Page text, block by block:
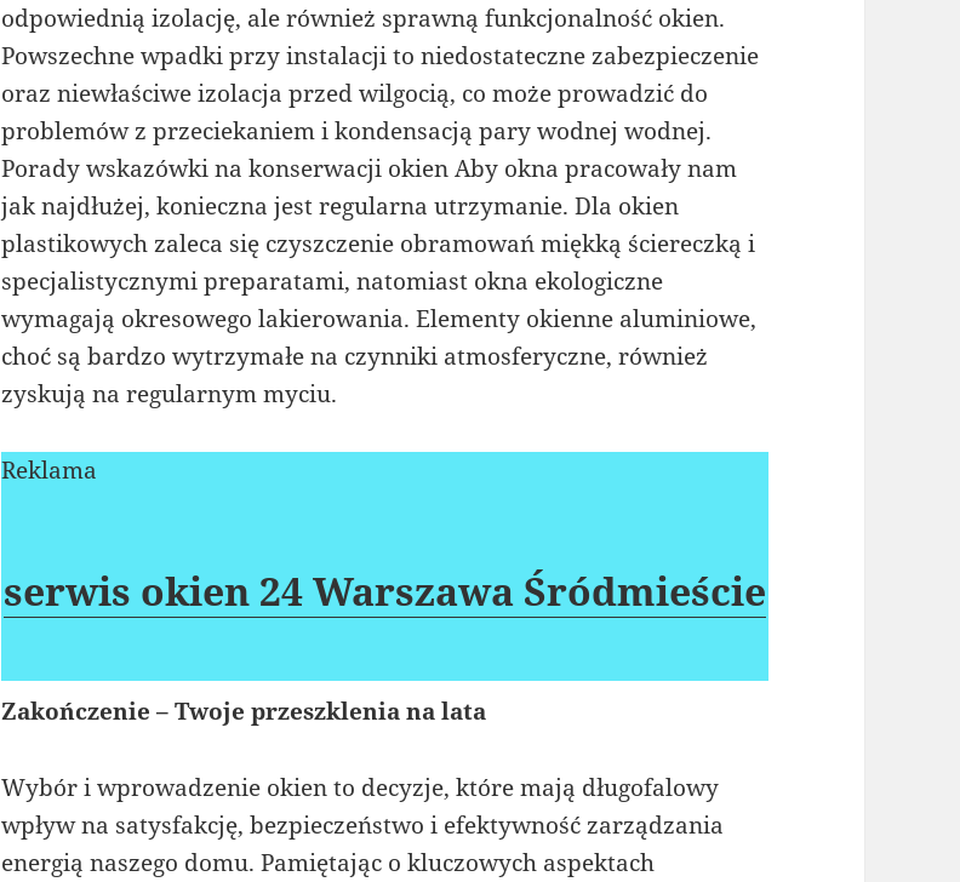
odpowiednią izolację, ale również sprawną funkcjonalność okien.
Powszechne wpadki przy instalacji to niedostateczne zabezpieczenie
oraz niewłaściwe izolacja przed wilgocią, co może prowadzić do
problemów z przeciekaniem i kondensacją pary wodnej wodnej.
Porady wskazówki na konserwacji okien Aby okna pracowały nam
jak najdłużej, konieczna jest regularna utrzymanie. Dla okien
plastikowych zaleca się czyszczenie obramowań miękką ściereczką i
specjalistycznymi preparatami, natomiast okna ekologiczne
wymagają okresowego lakierowania. Elementy okienne aluminiowe,
choć są bardzo wytrzymałe na czynniki atmosferyczne, również
zyskują na regularnym myciu.
Reklama
serwis okien 24 Warszawa Śródmieście
Zakończenie – Twoje przeszklenia na lata
Wybór i wprowadzenie okien to decyzje, które mają długofalowy
wpływ na satysfakcję, bezpieczeństwo i efektywność zarządzania
energią naszego domu. Pamiętając o kluczowych aspektach